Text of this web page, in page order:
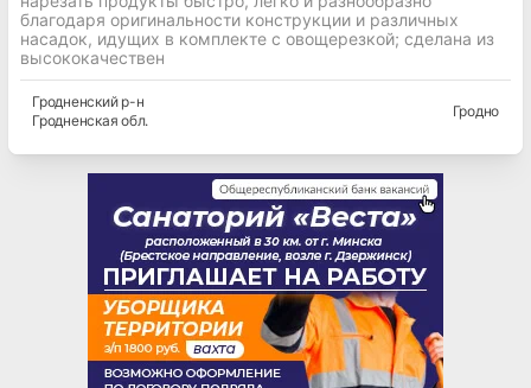
благодаря оригинальности конструкции и различных
насадок, идущих в комплекте с овощерезкой; сделана из
высококачествен
Гродненскийр-н
Гродненская обл.
Гродно